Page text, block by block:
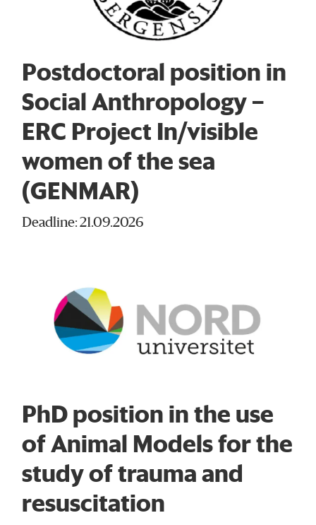
Postdoctoral position in
Social Anthropology –
ERC Project In/visible
women of the sea
(GENMAR)
Deadline: 21.09.2026
PhD position in the use
of Animal Models for the
study of trauma and
resuscitation